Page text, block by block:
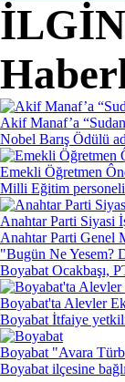
Akif Manaf’a
Nobel Barış Ödülü
Emekli Öğretmen
Milli Eğitim
Anahtar Parti Siyasi
Anahtar Parti Genel
"Bugün Ne Yesem?
Boyabat Ocakbaşı,
Boyabat'ta Alevler
Boyabat İtfaiye
Boyabat "Avara
Boyabat ilçesine
Mustafa Eker
Sabırsız Ar-Ge
Gölge Adam
KOCA YÜREK